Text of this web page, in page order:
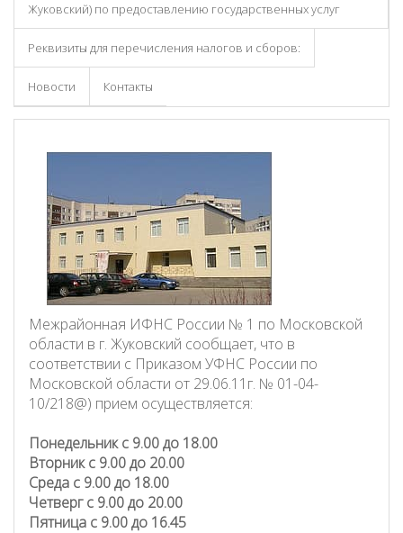
Жуковский) по предоставлению государственных услуг
Реквизиты для перечисления налогов и сборов:
Новости Контакты
Межрайонная ИФНС России № 1 по Московской
области в г. Жуковский сообщает, что в
соответствии с Приказом УФНС России по
Московской области от 29.06.11г. № 01-04-
10/218@) прием осуществляется:
Понедельник с 9.00 до 18.00
Вторник с 9.00 до 20.00
Среда с 9.00 до 18.00
Четверг с 9.00 до 20.00
Пятница с 9.00 до 16.45